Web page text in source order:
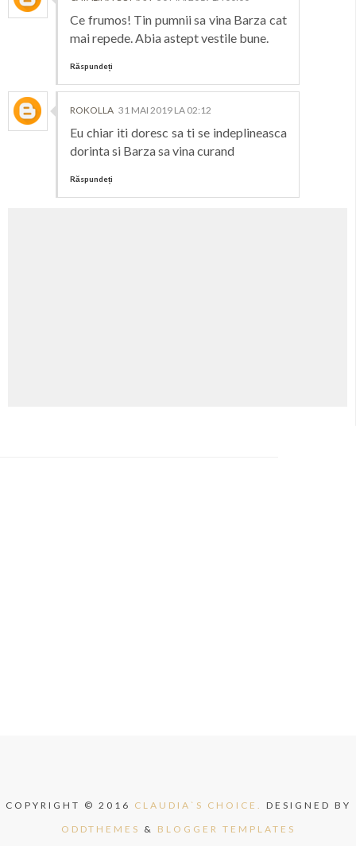
Ce frumos! Tin pumnii sa vina Barza cat
mai repede. Abia astept vestile bune.
Răspundeți
ROKOLLA 31 MAI 2019 LA 02:12
Eu chiar iti doresc sa ti se indeplineasca
dorinta si Barza sa vina curand
Răspundeți
COPYRIGHT © 2016 CLAUDIA`S CHOICE.
DESIGNED BY
ODDTHEMES & BLOGGER TEMPLATES